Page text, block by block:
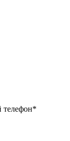
телефон*